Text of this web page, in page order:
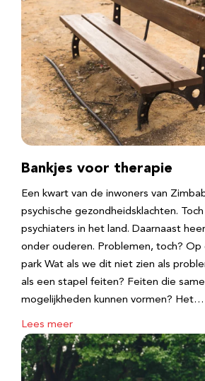
Bankjes voor therapie
Een kwart van de inwoners van
psychische gezondheidsklachten.
psychiaters in het land. Daarnaast
onder ouderen. Problemen, toch? Op
park Wat als we dit niet zien als
als een stapel feiten? Feiten die
mogelijkheden kunnen vormen? Het…
Lees meer